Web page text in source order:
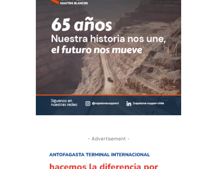
- Advertisement -